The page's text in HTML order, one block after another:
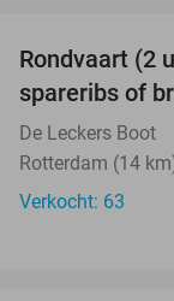
Rondvaart (2
spareribs of
De Leckers Boot
Rotterdam (14
Verkocht: 63